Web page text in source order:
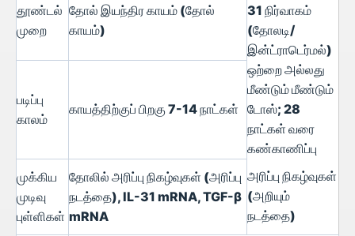
தூண்டல்
முறை
தோல் இயந்திர காயம் (தோல்
காயம்)
31 நிர்வாகம்
(தோலடி/
இன்ட்ராடெர்மல்)
படிப்பு
காலம்
காயத்திற்குப் பிறகு 7-14 நாட்கள்
ஒற்றை அல்லது
மீண்டும் மீண்டும்
டோஸ்; 28
நாட்கள் வரை
கண்காணிப்பு
முக்கிய
முடிவு
புள்ளிகள்
தோலில் அரிப்பு நிகழ்வுகள் (அரிப்பு
நடத்தை), IL-31 mRNA, TGF-β
mRNA
அரிப்பு நிகழ்வுகள்
(அறியும்
நடத்தை)